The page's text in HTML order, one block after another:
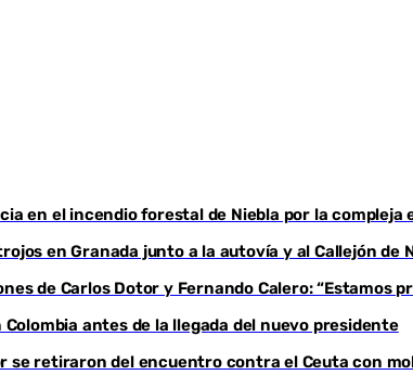
en el incendio forestal de Niebla por la compleja
en Granada junto a la autovía y al Callejón de
de Carlos Dotor y Fernando Calero: “Estamos
Colombia antes de la llegada del nuevo presidente
se retiraron del encuentro contra el Ceuta con